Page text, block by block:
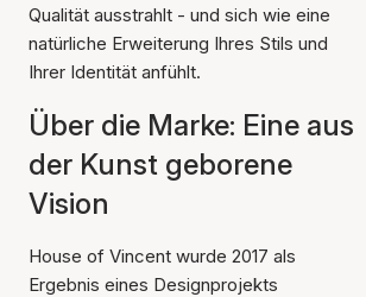
Qualität ausstrahlt - und sich wie eine
natürliche Erweiterung Ihres Stils und
Ihrer Identität anfühlt.
Über die Marke: Eine aus
der Kunst geborene
Vision
House of Vincent wurde 2017 als
Ergebnis eines Designprojekts